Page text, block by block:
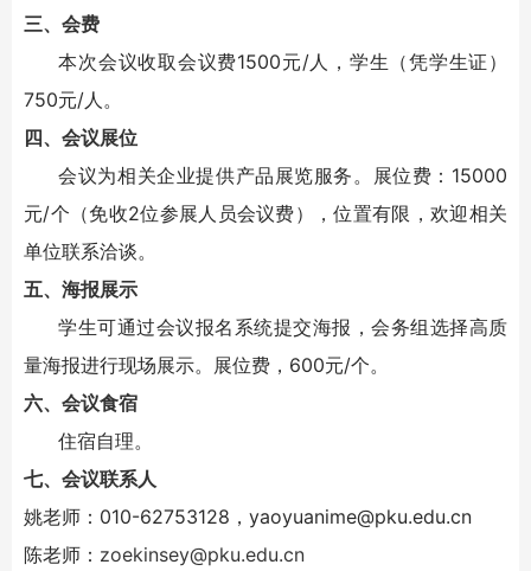
三、会费
本次会议收取会议费1500元/人，学生（凭学生证）
750元/人。
四、会议展位
会议为相关企业提供产品展览服务。展位费：15000
元/个（免收2位参展人员会议费），位置有限，欢迎相关
单位联系洽谈。
五、海报展示
学生可通过会议报名系统提交海报，会务组选择高质
量海报进行现场展示。展位费，600元/个。
六、会议食宿
住宿自理。
七、会议联系人
姚老师：010-62753128，yaoyuanime@pku.edu.cn
陈老师： zoekinsey@pku.edu.cn